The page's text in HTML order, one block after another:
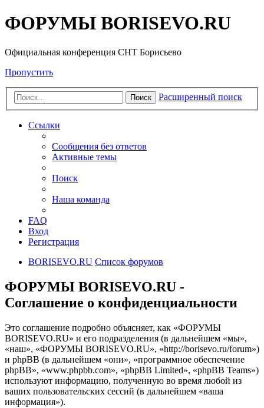
ФОРУМЫ BORISEVO.RU
Официальная конференция СНТ Борисьево
Пропустить
Поиск Расширенный поиск
Ссылки
Сообщения без ответов
Активные темы
Поиск
Наша команда
FAQ
Вход
Регистрация
BORISEVO.RU Список форумов
ФОРУМЫ BORISEVO.RU -
Соглашение о конфиденциальности
Это соглашение подробно объясняет, как «ФОРУМЫ
BORISEVO.RU» и его подразделения (в дальнейшем «мы»,
«наш», «ФОРУМЫ BORISEVO.RU», «http://borisevo.ru/forum»)
и phpBB (в дальнейшем «они», «программное обеспечение
phpBB», «www.phpbb.com», «phpBB Limited», «phpBB Teams»)
используют информацию, полученную во время любой из
ваших пользовательских сессий (в дальнейшем «ваша
информация»).